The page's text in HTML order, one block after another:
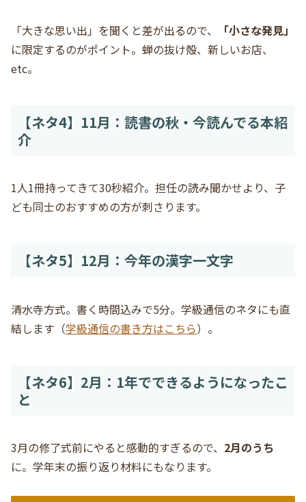
「大きな思い出」を聞くと差が出るので、
「小さな発見」
に限定するのがポイント。蝉の抜け殻、新しいお店、
etc。
【ネタ4】11月：読書の秋・今読んでる本紹
介
1人1冊持ってきて30秒紹介。担任の読み聞かせより、子
ども同士のおすすめの方が刺さります。
【ネタ5】12月：今年の漢字一文字
清水寺方式。書く時間込みで5分。学級通信のネタにも直
結します（学級通信の書き方はこちら）。
【ネタ6】2月：1年でできるようになったこ
と
3月の修了式前にやると感動的すぎるので、 2月のうち
に。学年末の振り返り材料にもなります。